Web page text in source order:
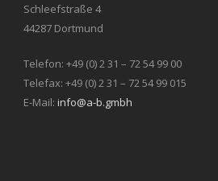
Schleefstraße 4
44287 Dortmund
Telefon: +49 (0) 2 31 – 72 54 99 00
Telefax: +49 (0) 2 31 – 72 54 99 015
E-Mail: info@a-b.gmbh